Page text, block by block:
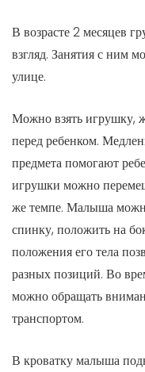
В возрасте 2 месяцев
взгляд. Занятия с ним
улице.
Можно взять игрушку,
перед ребенком.
предмета помогают
игрушки можно
же темпе. Малыша
спинку, положить на
положения его тела
разных позиций. Во
можно обращать
транспортом.
В кроватку малыша